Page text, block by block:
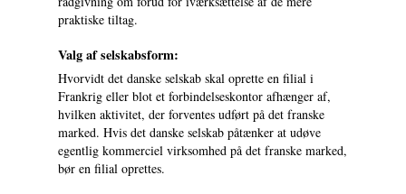
praktiske tiltag.
Valg af selskabsform:
Hvorvidt det danske selskab skal oprette en filial i
Frankrig eller blot et forbindelseskontor afhænger af,
hvilken aktivitet, der forventes udført på det franske
marked. Hvis det danske selskab påtænker at udøve
egentlig kommerciel virksomhed på det franske marked,
bør en filial oprettes.